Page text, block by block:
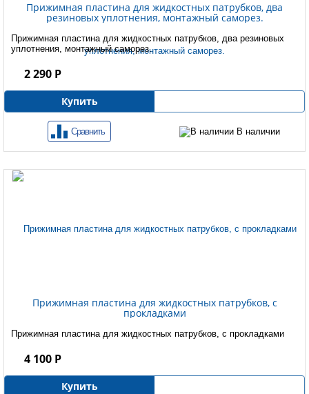
Прижимная пластина для жидкостных патрубков, два
резиновых уплотнения, монтажный саморез.
Прижимная пластина для жидкостных патрубков, два резиновых
уплотнения, монтажный саморез.
2 290 Р
Купить
Сравнить В наличии
Прижимная пластина для жидкостных патрубков, с
прокладками
Прижимная пластина для жидкостных патрубков, с прокладками
4 100 Р
Купить